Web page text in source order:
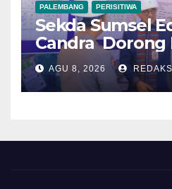
PALEMBANG PERISITIWA
Sekda Sumsel
Candra Dorong
Masyarakat
AGU 8, 2026